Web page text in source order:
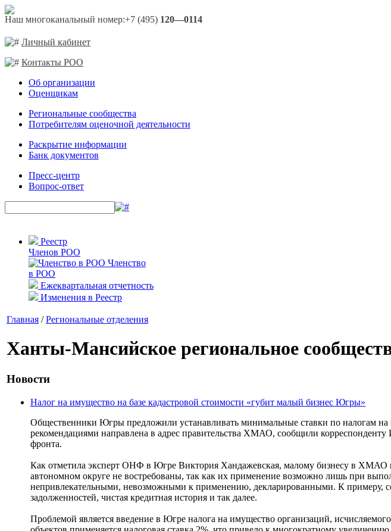
Наш многоканальный номер:+7 (495) 120—0114
Личный кабинет
Контакты РОО
Об организации
Оценщикам
Региональные сообщества
Потребителям оценочной деятельности
Раскрытие информации
Банк документов
Пресс-центр
Вопрос-ответ
Реестр
Членов РОО
Членство
в РОО
Ежеквартальная отчетность
Изменения в Реестр
Главная /Региональные отделения
Ханты-Мансийское региональное
Новости
Налог на имущество на базе кадастровой стоимости «губит малый бизнес Югры»
Общественники Югры предложили устанавливать минимальные ставки по налогам
рекомендациями направлена в адрес правительства ХМАО, сообщили
фронта.
Как отметила эксперт ОНФ в Югре Виктория Хандажевская, малому бизнесу в
автономном округе не востребованы, так как их применение возможно лишь при
непривлекательными, невозможными к применению, декларированными. К примеру,
задолженностей, чистая кредитная история и так далее.
Проблемой является введение в Югре налога на имущество организаций,